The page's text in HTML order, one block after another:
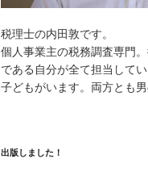
税理士の内田敦です。
個人事業主の税務調査専門
である自分が全て担当して
子どもがいます。両方とも男
出版しました！